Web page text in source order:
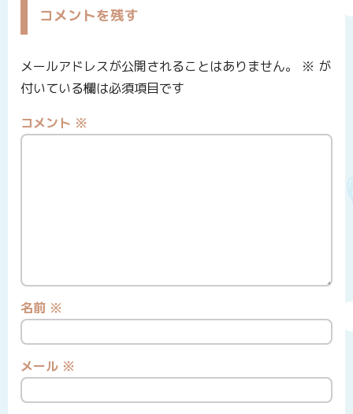
コメントを残す
メールアドレスが公開されることはありません。 ※ が
付いている欄は必須項目です
コメント ※
名前 ※
メール ※